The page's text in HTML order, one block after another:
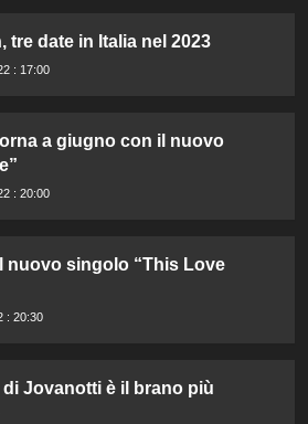
tre date in Italia nel 2023
: 17:00
a giugno con il nuovo
: 20:00
nuovo singolo “This Love
: 20:30
di Jovanotti è il brano più